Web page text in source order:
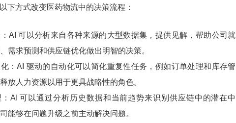
下方式改变医药物流中的决策流程：
AI 可以分析来自各种来源的大型数据集，提供见解，帮助公司就
需求预测和供应链优化做出明智的决策。
：AI 驱动的自动化可以简化重复性任务，例如订单处理和库存管
放人力资源以用于更具战略性的角色。
：AI 可以通过分析历史数据和当前趋势来识别供应链中的潜在中
能够在问题升级之前主动解决问题。